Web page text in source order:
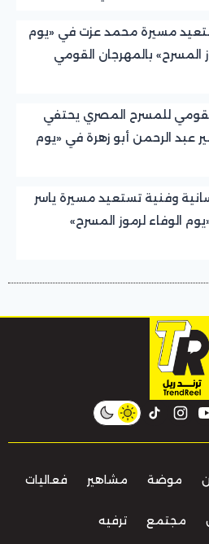
مسيرة محمد عزت في «يوم
المسرح» بالمهرجان القومي
للمسرح المصري يحتفي
عبد الرحمن أبو زهرة في «يوم
وفنية تستعيد مسيرة ياسر
الوفاء لرموز المسرح»
youtube
instagram
tiktok
موضة مشاهير فعاليات
مجتمع ترفيه